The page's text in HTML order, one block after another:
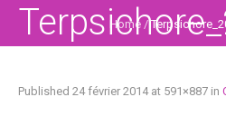
Home /
Published 24 février 2014at 591×887 in